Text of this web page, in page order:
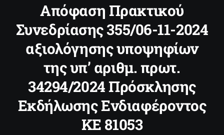
Aπόφαση Πρακτικού
Συνεδρίασης 355/06-11-2024
αξιολόγησης υποψηφίων
της υπ’ αριθμ. πρωτ.
34294/2024 Πρόσκλησης
Εκδήλωσης Ενδιαφέροντος
ΚΕ 81053